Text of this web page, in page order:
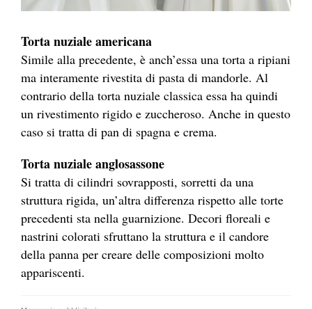
Torta nuziale americana
Simile alla precedente, è anch’essa una torta a ripiani
ma interamente rivestita di pasta di mandorle. Al
contrario della torta nuziale classica essa ha quindi
un rivestimento rigido e zuccheroso. Anche in questo
caso si tratta di pan di spagna e crema.
Torta nuziale anglosassone
Si tratta di cilindri sovrapposti, sorretti da una
struttura rigida, un’altra differenza rispetto alle torte
precedenti sta nella guarnizione. Decori floreali e
nastrini colorati sfruttano la struttura e il candore
della panna per creare delle composizioni molto
appariscenti.